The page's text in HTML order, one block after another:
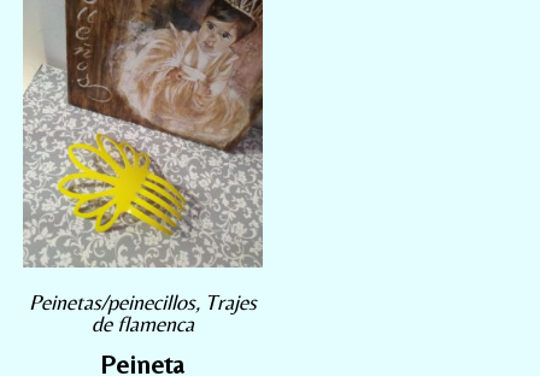
Peinetas/peinecillos, Trajes
de flamenca
Peineta